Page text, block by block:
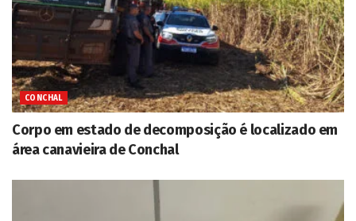
CONCHAL
Corpo em estado de decomposição é localizado em
área canavieira de Conchal